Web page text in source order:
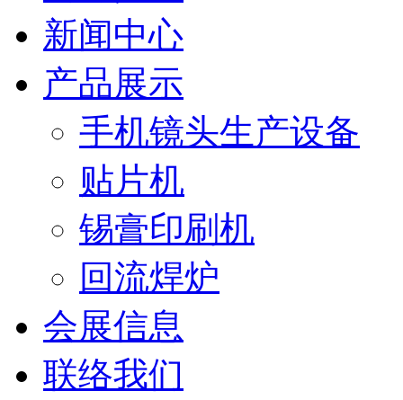
新闻中心
产品展示
手机镜头生产设备
贴片机
锡膏印刷机
回流焊炉
会展信息
联络我们